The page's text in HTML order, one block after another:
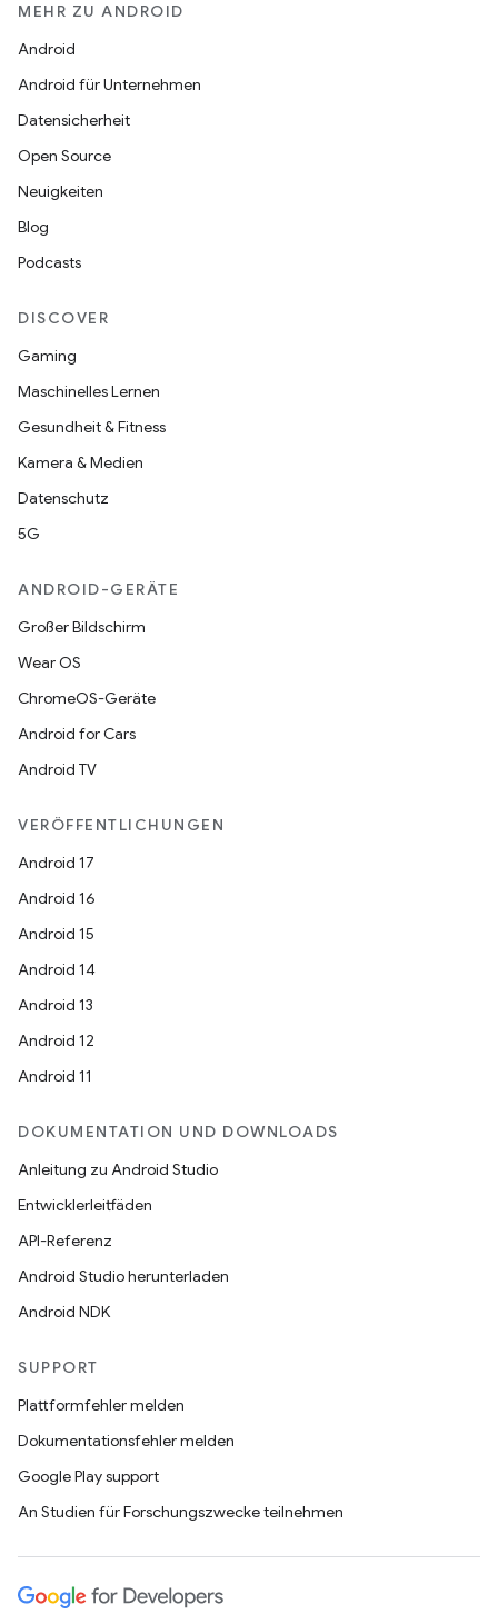
MEHR ZU ANDROID
Android
Android für Unternehmen
Datensicherheit
Open Source
Neuigkeiten
Blog
Podcasts
DISCOVER
Gaming
Maschinelles Lernen
Gesundheit & Fitness
Kamera & Medien
Datenschutz
5G
ANDROID-GERÄTE
Großer Bildschirm
Wear OS
ChromeOS-Geräte
Android for Cars
Android TV
VERÖFFENTLICHUNGEN
Android 17
Android 16
Android 15
Android 14
Android 13
Android 12
Android 11
DOKUMENTATION UND DOWNLOADS
Anleitung zu Android Studio
Entwicklerleitfäden
API-Referenz
Android Studio herunterladen
Android NDK
SUPPORT
Plattformfehler melden
Dokumentationsfehler melden
Google Play support
An Studien für Forschungszwecke teilnehmen